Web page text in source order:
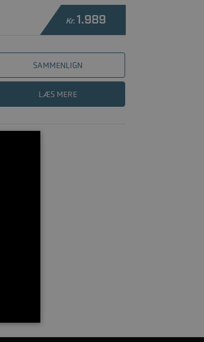
Kr. 1.989
SAMMENLIGN
LÆS MERE